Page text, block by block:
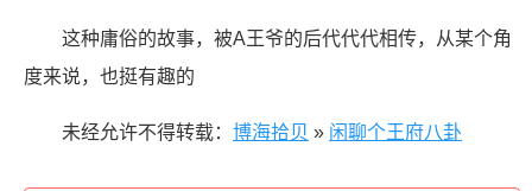
这种庸俗的故事，被A王爷的后代代代相传，从某个角
度来说，也挺有趣的
未经允许不得转载： 博海拾贝 » 闲聊个王府八卦